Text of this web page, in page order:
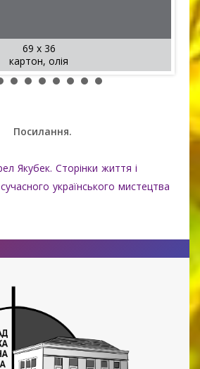
69 x 36
картон, олія
Посилання.
Якубек. Сторінки життя і
українського мистецтва